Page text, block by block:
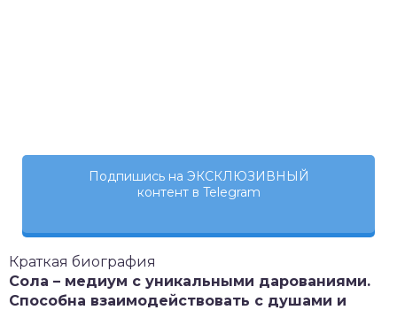
Подпишись на ЭКСКЛЮЗИВНЫЙ
контент в Telegram
Краткая биография
Сола – медиум с уникальными дарованиями.
Способна взаимодействовать с душами и